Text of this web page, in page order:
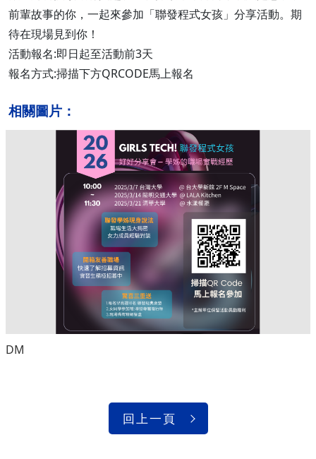
前輩故事的你，一起來參加「聯發程式女孩」分享活動。期
待在現場見到你！
活動報名:即日起至活動前3天
報名方式:掃描下方QRCODE馬上報名
相關圖片：
DM
回上一頁